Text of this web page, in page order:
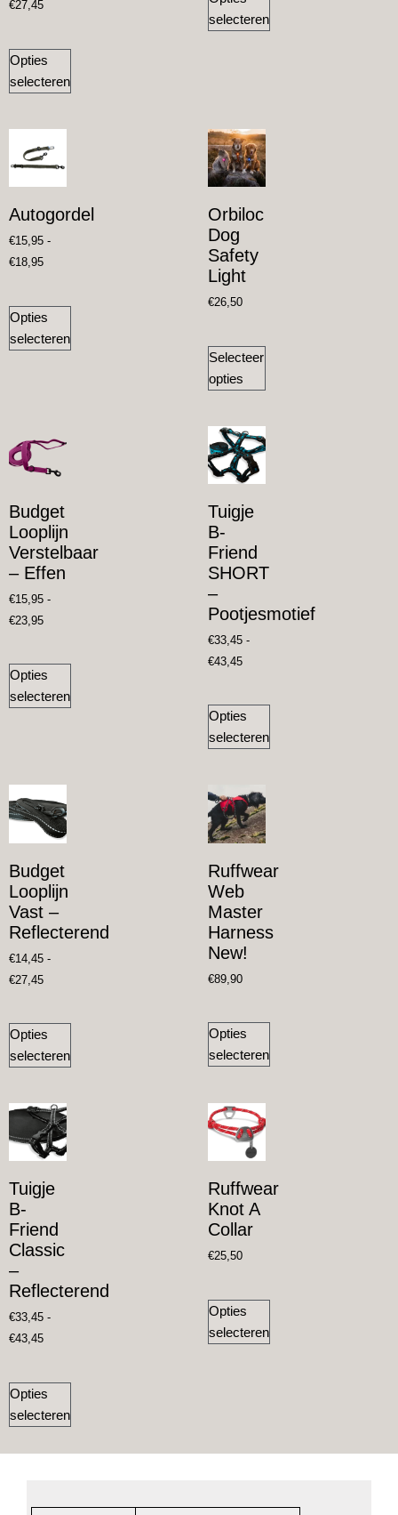
€27,45
Opties
selecteren
selecteren
Autogordel
€15,95 -
€18,95
Opties
selecteren
Orbiloc
Dog
Safety
Light
€26,50
Selecteer
opties
Budget
Looplijn
Verstelbaar
– Effen
€15,95 -
€23,95
Opties
selecteren
Tuigje
B-
Friend
SHORT
–
Pootjesmotief
€33,45 -
€43,45
Opties
selecteren
Budget
Looplijn
Vast –
Reflecterend
€14,45 -
€27,45
Opties
selecteren
Ruffwear
Web
Master
Harness
New!
€89,90
Opties
selecteren
Tuigje
B-
Friend
Classic
–
Reflecterend
€33,45 -
€43,45
Opties
selecteren
Ruffwear
Knot A
Collar
€25,50
Opties
selecteren